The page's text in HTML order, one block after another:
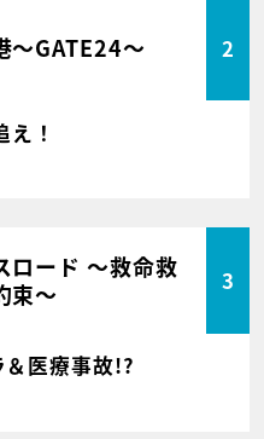
～GATE24～ 2
！
ロード ～救命救
束～
3
医療事故!?